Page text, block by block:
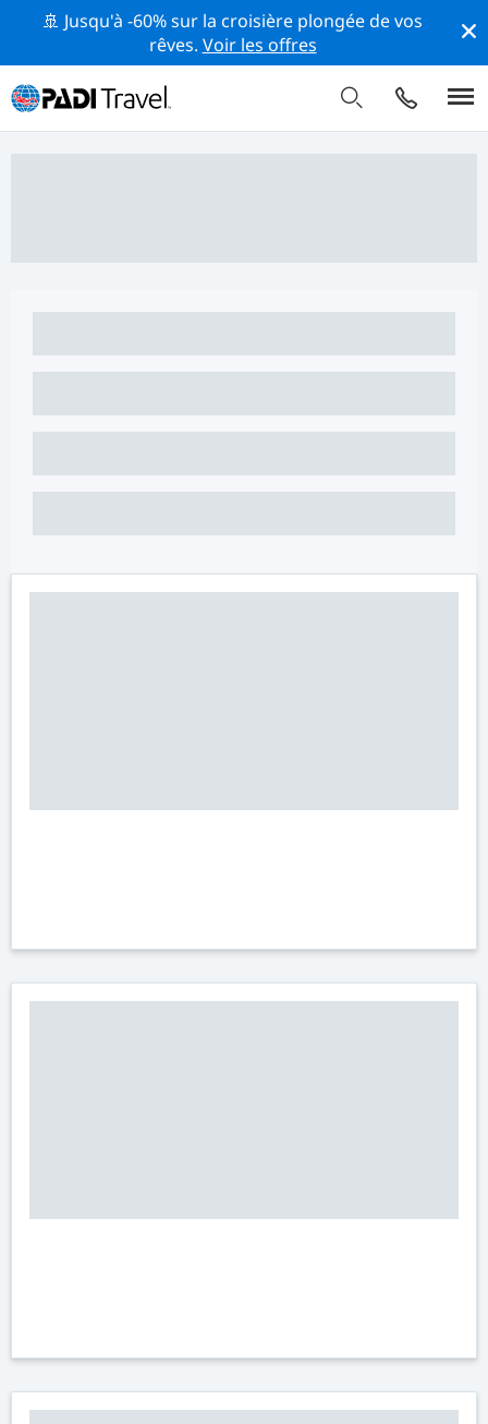
🚢 Jusqu'à -60% sur la croisière plongée de vos
rêves. Voir les offres